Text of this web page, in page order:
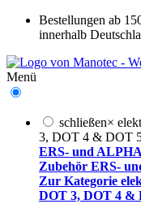
Bestellungen ab
innerhalb
Menü
schließen×
3, DOT 4 & DOT
ERS- und
Zubehör ERS-
Zur Kategorie
DOT 3, DOT 4 &